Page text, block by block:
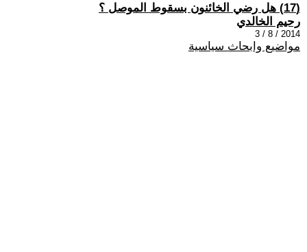
(17) هل رضي الخائنون بسقوط الموصل ؟
رحيم الخالدي
2014 / 8 / 3
مواضيع وابحاث سياسية